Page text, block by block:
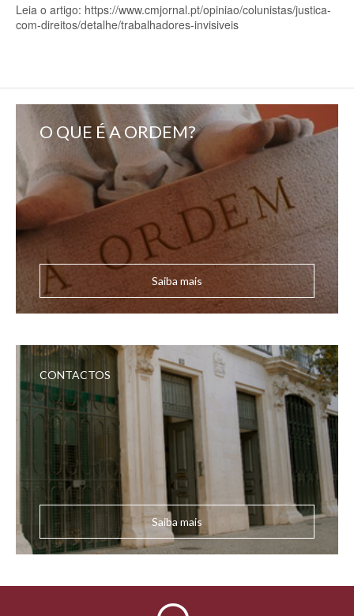
Leia o artigo: https://www.cmjornal.pt/opiniao/colunistas/justica-
com-direitos/detalhe/trabalhadores-invisiveis
O QUE É A ORDEM?
Saiba mais
CONTACTOS
Saiba mais